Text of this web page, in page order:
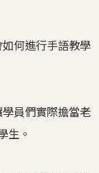
何進行手語教學
員們實際擔當老
生。